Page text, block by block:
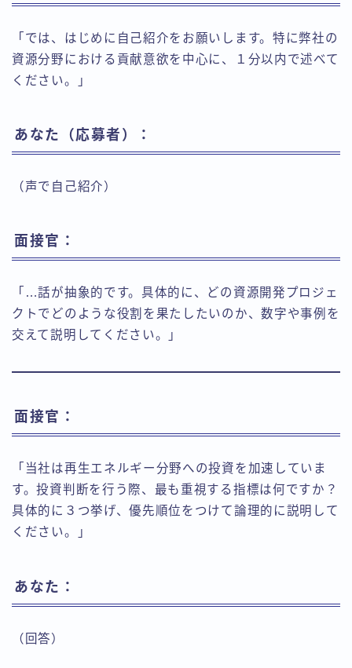
「では、はじめに自己紹介をお願いします。特に弊社の
資源分野における貢献意欲を中心に、１分以内で述べて
ください。」
あなた（応募者）：
（声で自己紹介）
面接官：
「…話が抽象的です。具体的に、どの資源開発プロジェ
クトでどのような役割を果たしたいのか、数字や事例を
交えて説明してください。」
面接官：
「当社は再生エネルギー分野への投資を加速していま
す。投資判断を行う際、最も重視する指標は何ですか？
具体的に３つ挙げ、優先順位をつけて論理的に説明して
ください。」
あなた：
（回答）